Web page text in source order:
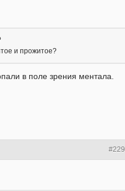
и прожитое?
в поле зрения ментала.
#229